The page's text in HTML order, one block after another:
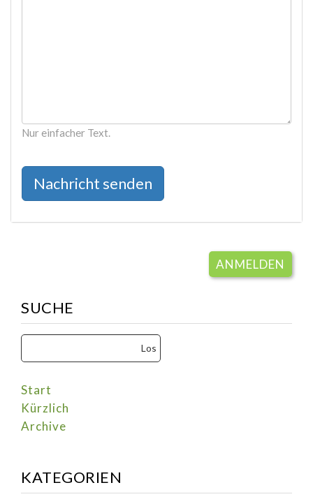
Nur einfacher Text.
ANMELDEN
SUCHE
Start
Kürzlich
Archive
KATEGORIEN